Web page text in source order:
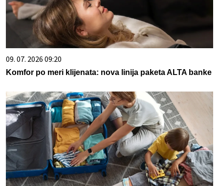
09. 07. 2026 09:20
Komfor po meri klijenata: nova linija paketa ALTA banke